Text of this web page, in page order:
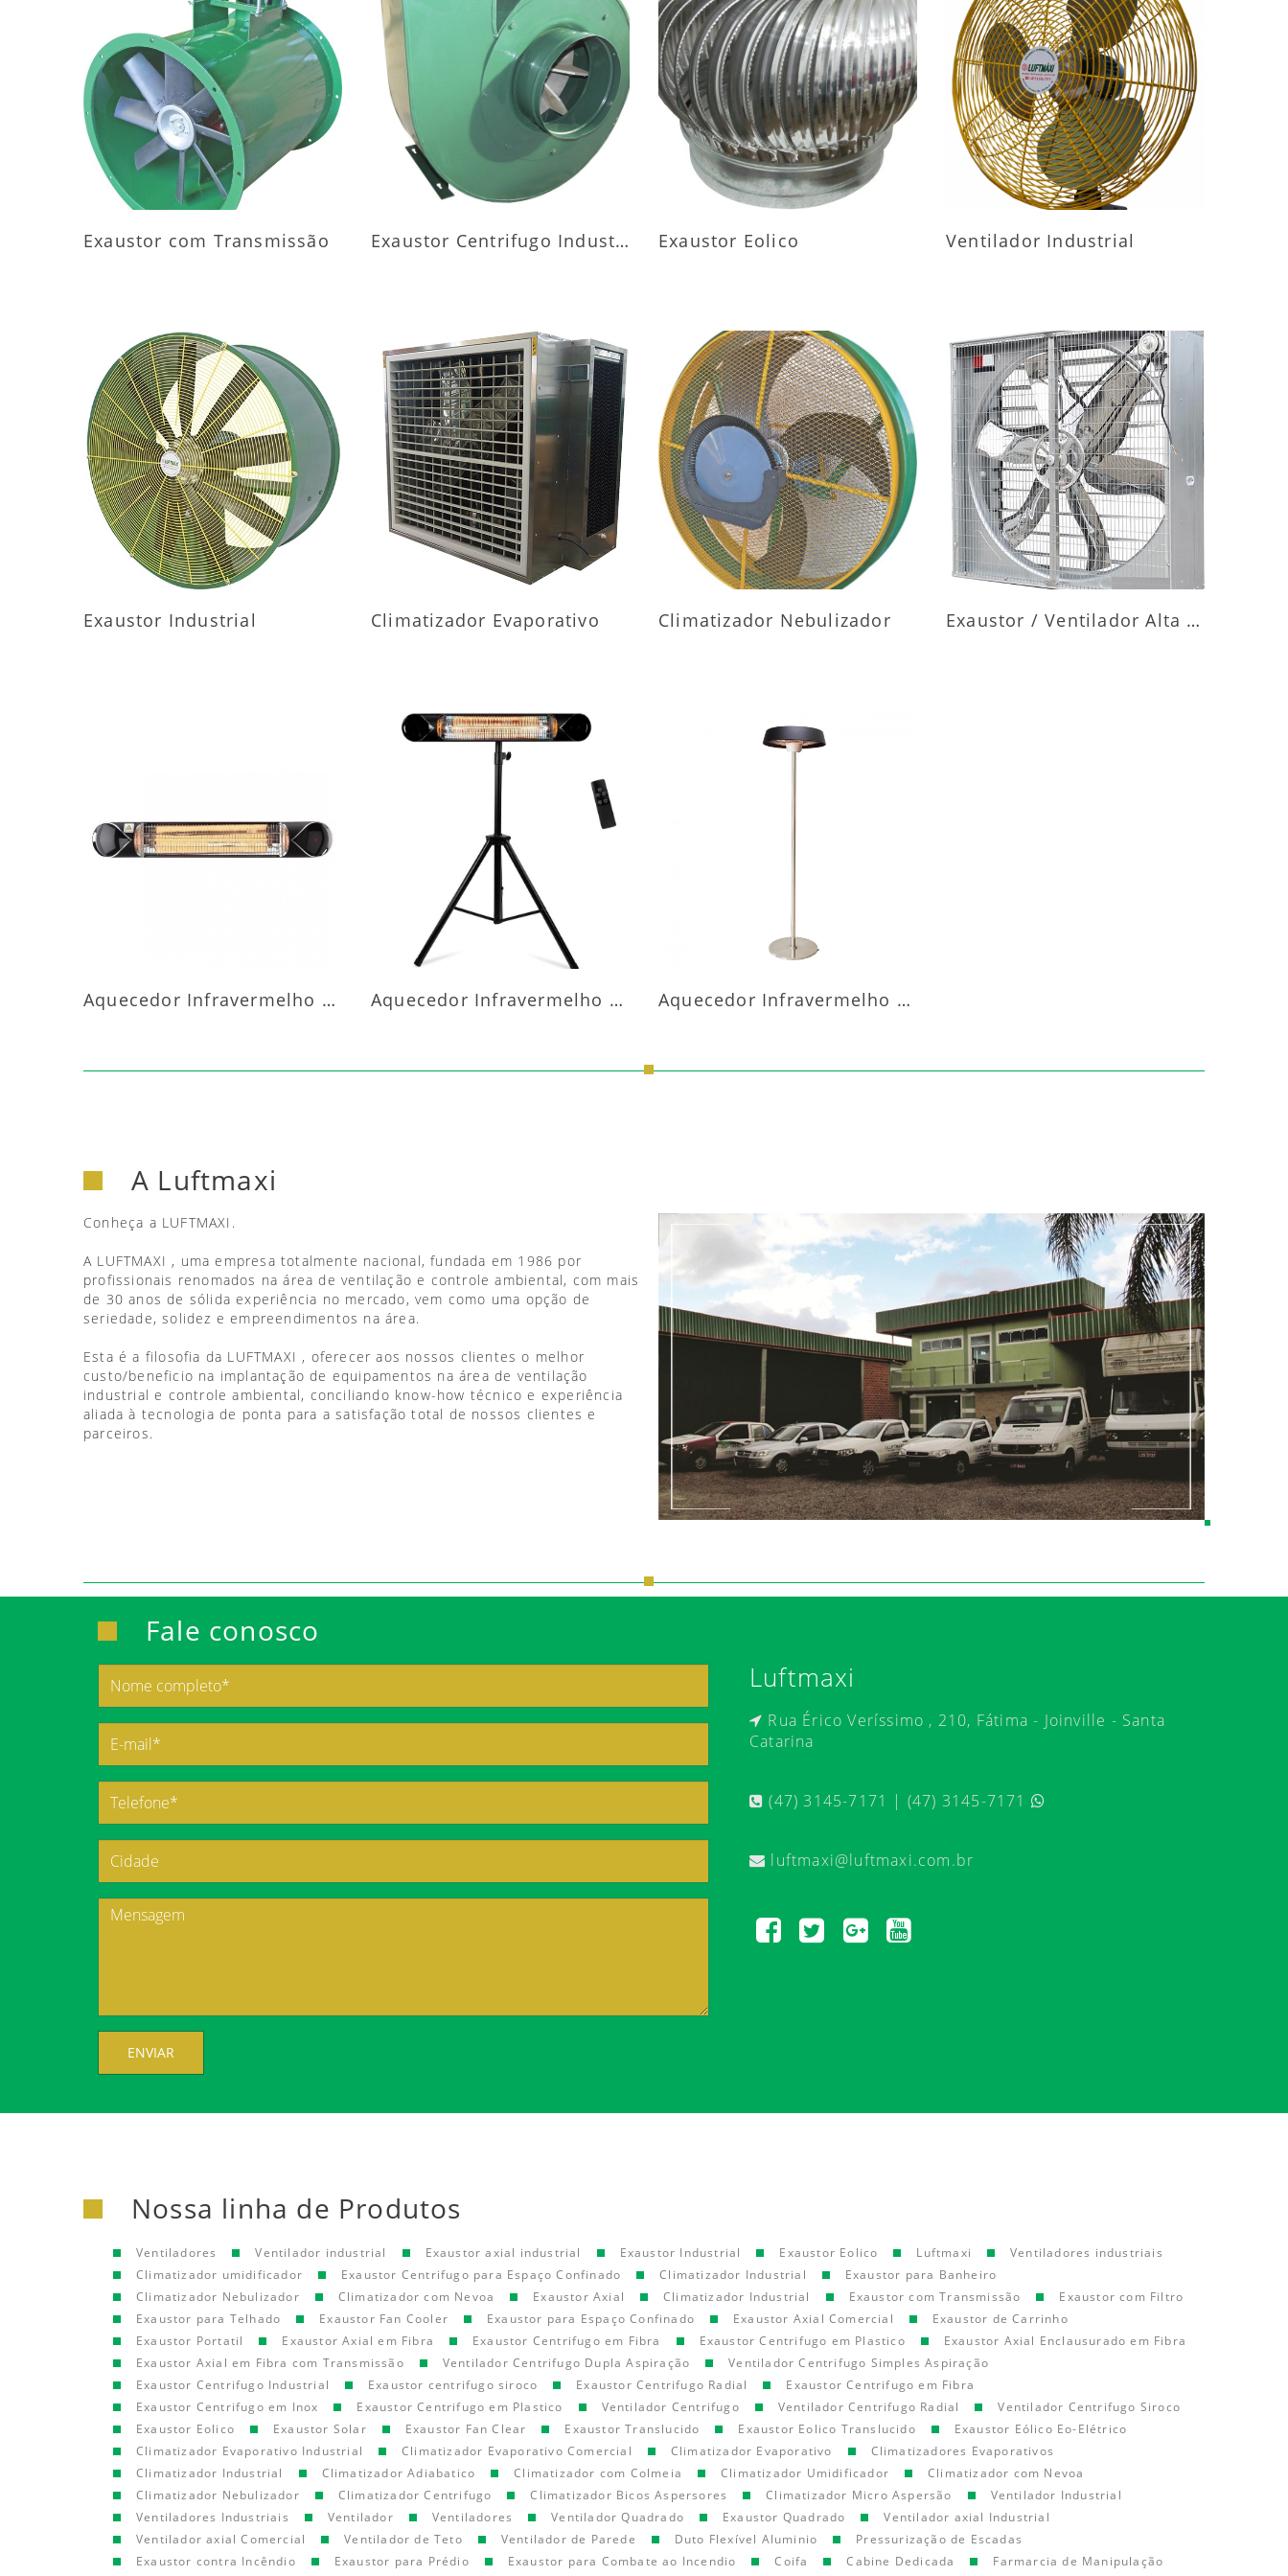
MAIS INFORMAÇÕES
Exaustor com Transmissão
MAIS INFORMAÇÕES
Exaustor Centrifugo Industrial
MAIS INFORMAÇÕES
Exaustor Eolico
MAIS INFORMAÇÕES
Ventilador Industrial
MAIS INFORMAÇÕES
Exaustor Industrial
MAIS INFORMAÇÕES
Climatizador Evaporativo
MAIS INFORMAÇÕES
Climatizador Nebulizador
MAIS INFORMAÇÕES
Exaustor / Ventilador Alta Vazão
MAIS INFORMAÇÕES
Aquecedor Infravermelho Parede
MAIS INFORMAÇÕES
Aquecedor Infravermelho Pedestal Aquecedor Infravermelho Pedestal Luft-20000
A Luftmaxi
Conheça a LUFTMAXI.
A LUFTMAXI , uma empresa totalmente nacional, fundada em 1986 por
profissionais renomados na área de ventilação e controle ambiental, com mais
de 30 anos de sólida experiência no mercado, vem como uma opção de
seriedade, solidez e empreendimentos na área.
Esta é a filosofia da LUFTMAXI , oferecer aos nossos clientes o melhor
custo/beneficio na implantação de equipamentos na área de ventilação
industrial e controle ambiental, conciliando know-how técnico e experiência
aliada à tecnologia de ponta para a satisfação total de nossos clientes e
parceiros.
Fale conosco
ENVIAR
Luftmaxi
Rua Érico Veríssimo , 210, Fátima - Joinville - Santa
Catarina
(47) 3145-7171 | (47) 3145-7171
luftmaxi@luftmaxi.com.br
Nossa linha de Produtos
Ventiladores Ventilador industrial Exaustor axial industrial Exaustor Industrial Exaustor Eolico Luftmaxi
Ventiladores industriais
Climatizador umidificador
Exaustor Centrifugo para Espaço Confinado Climatizador Industrial
Exaustor para Banheiro
Climatizador Nebulizador
Climatizador com Nevoa Exaustor Axial Climatizador Industrial Exaustor com Transmissão
Exaustor com Filtro
Exaustor para Telhado
Exaustor Fan Cooler Exaustor para Espaço Confinado Exaustor Axial Comercial
Exaustor de Carrinho
Exaustor Portatil
Exaustor Axial em Fibra Exaustor Centrifugo em Fibra Exaustor Centrifugo em Plastico
Exaustor Axial Enclausurado em Fibra
Exaustor Axial em Fibra com Transmissão
Ventilador Centrifugo Dupla Aspiração
Ventilador Centrifugo Simples Aspiração
Exaustor Centrifugo Industrial
Exaustor centrifugo siroco Exaustor Centrifugo Radial
Exaustor Centrifugo em Fibra
Exaustor Centrifugo em Inox
Exaustor Centrifugo em Plastico Ventilador Centrifugo Ventilador Centrifugo Radial
Ventilador Centrifugo Siroco
Exaustor Eolico
Exaustor Solar Exaustor Fan Clear Exaustor Translucido Exaustor Eolico Translucido
Exaustor Eólico Eo-Elétrico
Climatizador Evaporativo Industrial
Climatizador Evaporativo Comercial Climatizador Evaporativo
Climatizadores Evaporativos
Climatizador Industrial
Climatizador Adiabatico Climatizador com Colmeia Climatizador Umidificador
Climatizador com Nevoa
Climatizador Nebulizador
Climatizador Centrifugo Climatizador Bicos Aspersores Climatizador Micro Aspersão
Ventilador Industrial
Ventiladores Industriais
Ventilador Ventiladores Ventilador Quadrado Exaustor Quadrado
Ventilador axial Industrial
Ventilador axial Comercial
Ventilador de Teto Ventilador de Parede Duto Flexível Aluminio
Pressurização de Escadas
Exaustor contra Incêndio
Exaustor para Prédio Exaustor para Combate ao Incendio Coifa Cabine Dedicada
Farmarcia de Manipulação